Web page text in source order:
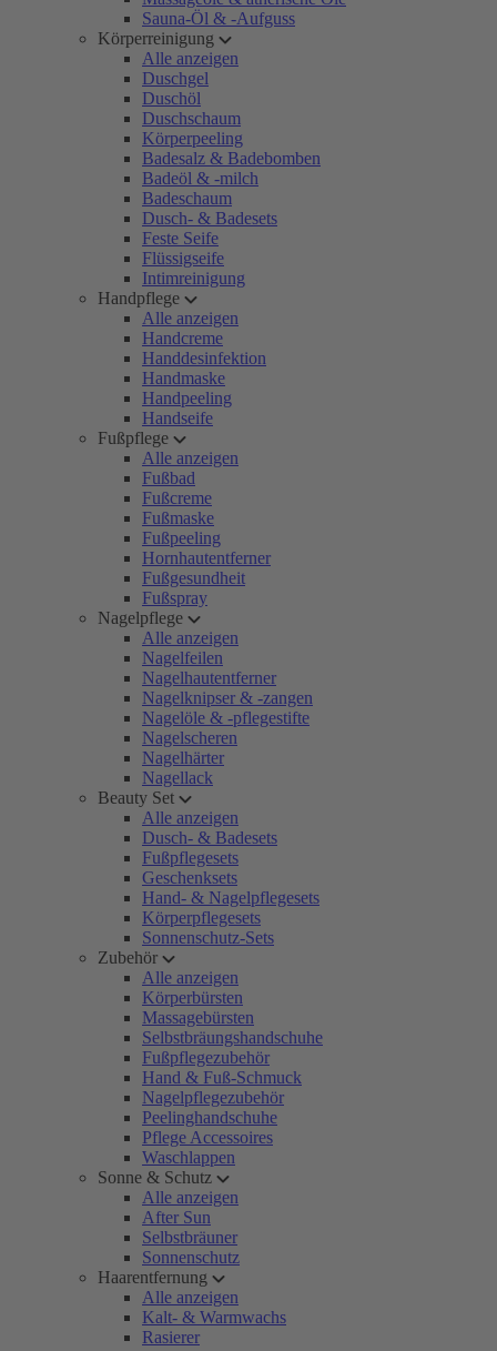
Sauna-Öl & -Aufguss
Körperreinigung
Alle anzeigen
Duschgel
Duschöl
Duschschaum
Körperpeeling
Badesalz & Badebomben
Badeöl & -milch
Badeschaum
Dusch- & Badesets
Feste Seife
Flüssigseife
Intimreinigung
Handpflege
Alle anzeigen
Handcreme
Handdesinfektion
Handmaske
Handpeeling
Handseife
Fußpflege
Alle anzeigen
Fußbad
Fußcreme
Fußmaske
Fußpeeling
Hornhautentferner
Fußgesundheit
Fußspray
Nagelpflege
Alle anzeigen
Nagelfeilen
Nagelhautentferner
Nagelknipser & -zangen
Nagelöle & -pflegestifte
Nagelscheren
Nagelhärter
Nagellack
Beauty Set
Alle anzeigen
Dusch- & Badesets
Fußpflegesets
Geschenksets
Hand- & Nagelpflegesets
Körperpflegesets
Sonnenschutz-Sets
Zubehör
Alle anzeigen
Körperbürsten
Massagebürsten
Selbstbräungshandschuhe
Fußpflegezubehör
Hand & Fuß-Schmuck
Nagelpflegezubehör
Peelinghandschuhe
Pflege Accessoires
Waschlappen
Sonne & Schutz
Alle anzeigen
After Sun
Selbstbräuner
Sonnenschutz
Haarentfernung
Alle anzeigen
Kalt- & Warmwachs
Rasierer